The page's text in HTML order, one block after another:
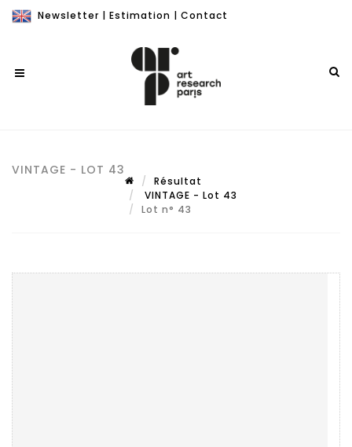
Newsletter | Estimation | Contact
VINTAGE - LOT 43
Résultat
VINTAGE - Lot 43
Lot n° 43